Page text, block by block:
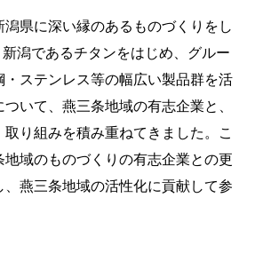
県に深い縁のあるものづくりをし
潟であるチタンをはじめ、グルー
・ステンレス等の幅広い製品群を活
いて、燕三条地域の有志企業と、
取り組みを積み重ねてきました。こ
地域のものづくりの有志企業との更
、燕三条地域の活性化に貢献して参